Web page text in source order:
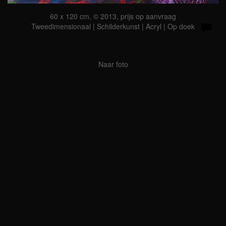
60 x 120 cm, © 2013, prijs op aanvraag
Tweedimensionaal | Schilderkunst | Acryl | Op doek
Naar foto